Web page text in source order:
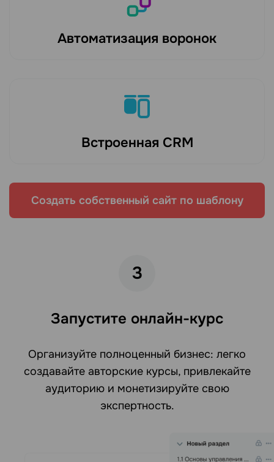
Автоматизация воронок
Встроенная CRM
Создать собственный сайт по шаблону
3
Запустите онлайн-курс
Организуйте полноценный бизнес: легко
создавайте авторские курсы, привлекайте
аудиторию и монетизируйте свою
экспертность.